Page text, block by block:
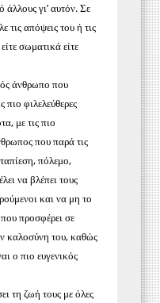
άλλους γι’ αυτόν. Σε
τις απόψεις του ή τις
σωματικά είτε
άνθρωπο που
φιλελεύθερες
με τις πιο
που παρά τις
πόλεμο,
να βλέπει τους
και να μη το
προσφέρει σε
καλοσύνη του, καθώς
ο πιο ευγενικός
τη ζωή τους με όλες